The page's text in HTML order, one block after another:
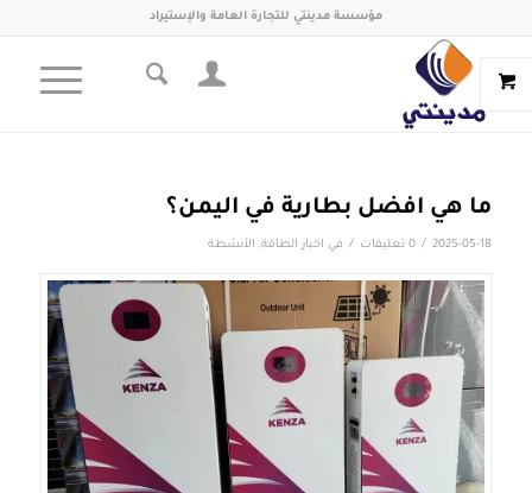
مؤسسة مدينتي للتجارة العامة والإستيراد
ما هي افضل بطارية في اليمن؟
2025-05-18
/ 0 تعليقات / في اخبار الطاقة, الأنشطة